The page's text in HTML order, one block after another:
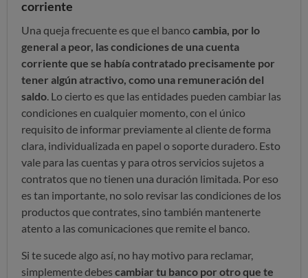
corriente
Una queja frecuente es que el banco cambia, por lo
general a peor, las condiciones de una cuenta
corriente que se había contratado precisamente por
tener algún atractivo, como una remuneración del
saldo . Lo cierto es que las entidades pueden cambiar las
condiciones en cualquier momento, con el único
requisito de informar previamente al cliente de forma
clara, individualizada en papel o soporte duradero. Esto
vale para las cuentas y para otros servicios sujetos a
contratos que no tienen una duración limitada. Por eso
es tan importante, no solo revisar las condiciones de los
productos que contrates, sino también mantenerte
atento a las comunicaciones que remite el banco.
Si te sucede algo así, no hay motivo para reclamar,
simplemente debes cambiar tu banco por otro que te